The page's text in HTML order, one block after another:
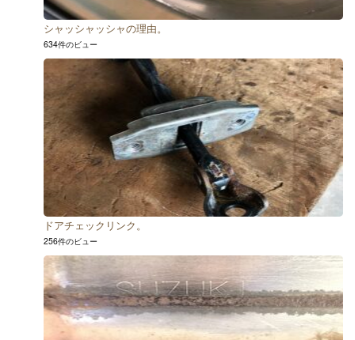
シャッシャッシャの理由。
634件のビュー
ドアチェックリンク。
256件のビュー